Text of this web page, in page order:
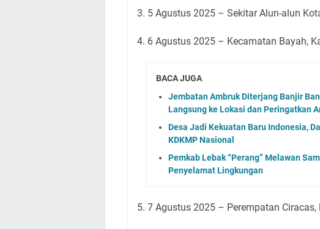
3. 5 Agustus 2025 – Sekitar Alun-alun
4. 6 Agustus 2025 – Kecamatan Bayah,
BACA JUGA
Jembatan Ambruk Diterjang Banjir
Langsung ke Lokasi dan Peringatkan
Desa Jadi Kekuatan Baru Indonesia,
KDKMP Nasional
Pemkab Lebak “Perang” Melawan
Penyelamat Lingkungan
5. 7 Agustus 2025 – Perempatan Ciracas,